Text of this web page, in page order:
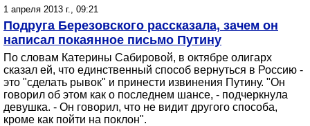
1 апреля 2013 г., 09:21
Подруга Березовского рассказала, зачем он
написал покаянное письмо Путину
По словам Катерины Сабировой, в октябре олигарх
сказал ей, что единственный способ вернуться в Россию -
это "сделать рывок" и принести извинения Путину. "Он
говорил об этом как о последнем шансе, - подчеркнула
девушка. - Он говорил, что не видит другого способа,
кроме как пойти на поклон".